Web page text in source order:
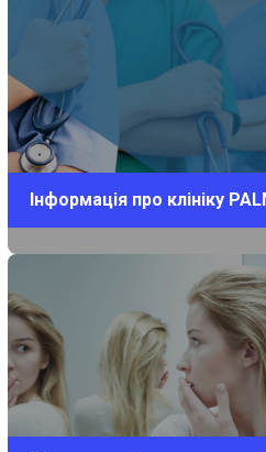
Інформація про клініку